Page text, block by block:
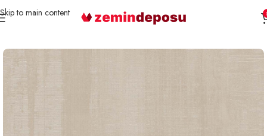
Skip to main content